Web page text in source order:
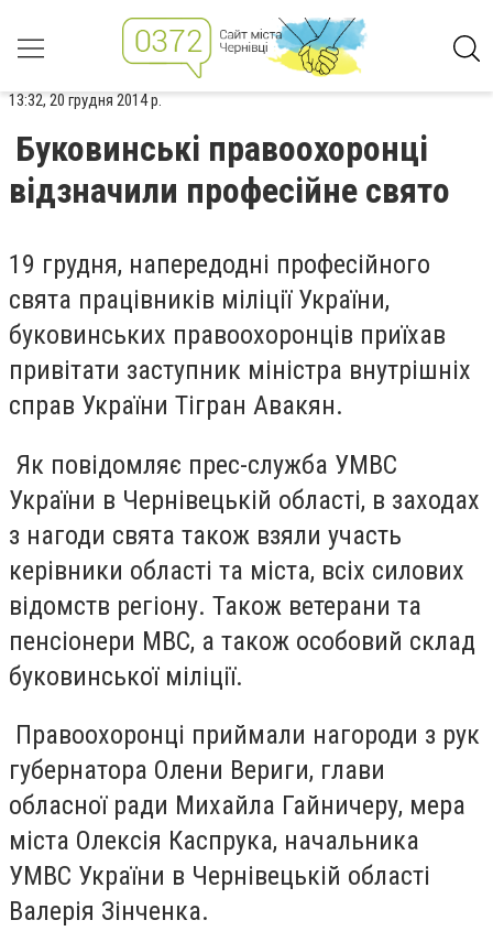
13:32, 20 грудня 2014 р.
Буковинські правоохоронці
відзначили професійне свято
19 грудня, напередодні професійного
свята працівників міліції України,
буковинських правоохоронців приїхав
привітати заступник міністра внутрішніх
справ України Тігран Авакян.
Як повідомляє прес-служба УМВС
України в Чернівецькій області, в заходах
з нагоди свята також взяли участь
керівники області та міста, всіх силових
відомств регіону. Також ветерани та
пенсіонери МВС, а також особовий склад
буковинської міліції.
Правоохоронці приймали нагороди з рук
губернатора Олени Вериги, глави
обласної ради Михайла Гайничеру, мера
міста Олексія Каспрука, начальника
УМВС України в Чернівецькій області
Валерія Зінченка.